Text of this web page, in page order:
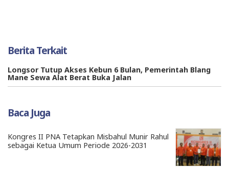
Berita Terkait
Longsor Tutup Akses Kebun 6 Bulan, Pemerintah Blang
Mane Sewa Alat Berat Buka Jalan
Baca Juga
Kongres II PNA Tetapkan Misbahul Munir Rahul
sebagai Ketua Umum Periode 2026-2031